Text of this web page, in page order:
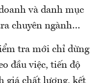
và danh mục
chuyên ngành…
tra mới chỉ dừng
đầu việc, tiến độ
giá chất lượng, kết